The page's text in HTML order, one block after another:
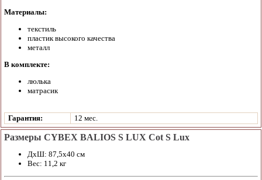
Материалы:
текстиль
пластик высокого качества
металл
В комплекте:
люлька
матрасик
Гарантия: 12 мес.
Размеры CYBEX BALIOS S LUX Cot S Lux
ДхШ: 87,5х40 см
Вес: 11,2 кг